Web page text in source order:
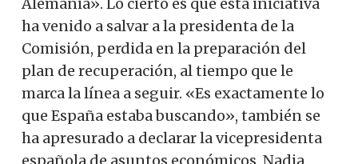
ha venido a salvar a la presidenta de la
Comisión, perdida en la preparación del
plan de recuperación, al tiempo que le
marca la línea a seguir. «Es exactamente lo
que España estaba buscando», también se
ha apresurado a declarar la vicepresidenta
española de asuntos económicos, Nadia